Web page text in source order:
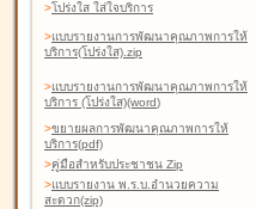
>โปร่งใส ใส่ใจบริการ
>แบบรายงานการพัฒนาคุณภาพการให้
บริการ(โปร่งใส).zip
>แบบรายงานการพัฒนาคุณภาพการให้
บริการ (โปร่งใส)(word)
>ขยายผลการพัฒนาคุณภาพการให้
บริการ(pdf)
>คู่มือสำหรับประชาชน Zip
>แบบรายงาน พ.ร.บ.อำนวยความ
สะดวก(zip)